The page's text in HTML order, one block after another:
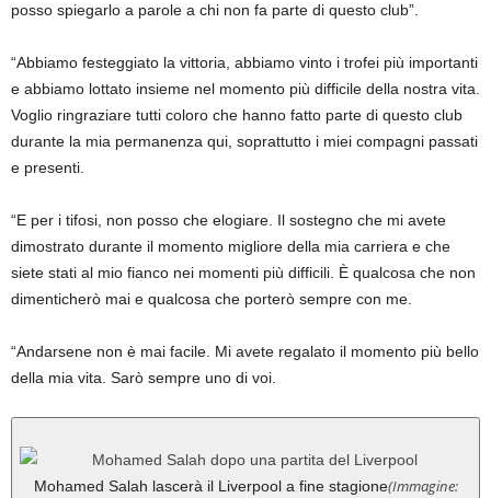
posso spiegarlo a parole a chi non fa parte di questo club”.
“Abbiamo festeggiato la vittoria, abbiamo vinto i trofei più importanti
e abbiamo lottato insieme nel momento più difficile della nostra vita.
Voglio ringraziare tutti coloro che hanno fatto parte di questo club
durante la mia permanenza qui, soprattutto i miei compagni passati
e presenti.
“E per i tifosi, non posso che elogiare. Il sostegno che mi avete
dimostrato durante il momento migliore della mia carriera e che
siete stati al mio fianco nei momenti più difficili. È qualcosa che non
dimenticherò mai e qualcosa che porterò sempre con me.
“Andarsene non è mai facile. Mi avete regalato il momento più bello
della mia vita. Sarò sempre uno di voi.
Mohamed Salah lascerà il Liverpool a fine stagione(Immagine: